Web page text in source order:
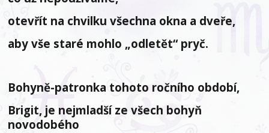
otevřít na chvilku všechna okna a dveře,
aby vše staré mohlo „odletět“ pryč.
Bohyně-patronka tohoto ročního období,
Brigit, je nejmladší ze všech bohyň
novodobého